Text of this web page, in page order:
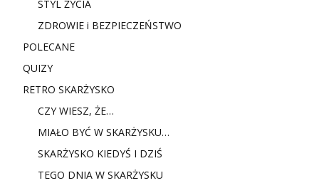
STYL ŻYCIA
ZDROWIE i BEZPIECZEŃSTWO
POLECANE
QUIZY
RETRO SKARŻYSKO
CZY WIESZ, ŻE…
MIAŁO BYĆ W SKARŻYSKU…
SKARŻYSKO KIEDYŚ I DZIŚ
TEGO DNIA W SKARŻYSKU